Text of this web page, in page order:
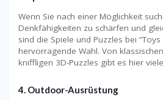
Wenn Sie nach einer Möglichkeit
Denkfähigkeiten zu schärfen und
sind die Spiele und Puzzles bei
hervorragende Wahl. Von
kniffligen 3D-Puzzles gibt es hier
4. Outdoor-Ausrüstung